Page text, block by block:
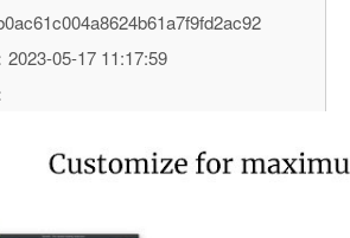
2023-05-17 11:17:59